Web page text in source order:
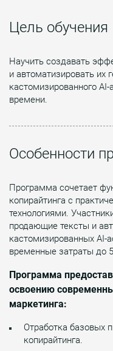
Цель обучения
Научить создавать
и автоматизировать их
кастомизированного
времени.
Особенности
Программа сочетает
копирайтинга с
технологиями.
продающие тексты и
кастомизированных AI-
временные затраты до
Программа
освоению
маркетинга:
Отработка базовых
копирайтинга.